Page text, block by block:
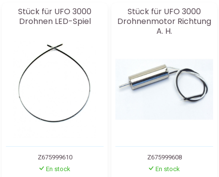
Stück für UFO 3000
Drohnen LED-Spiel
Z675999610
En stock
Stück für UFO 3000
Drohnenmotor Richtung
A. H.
Z675999608
En stock